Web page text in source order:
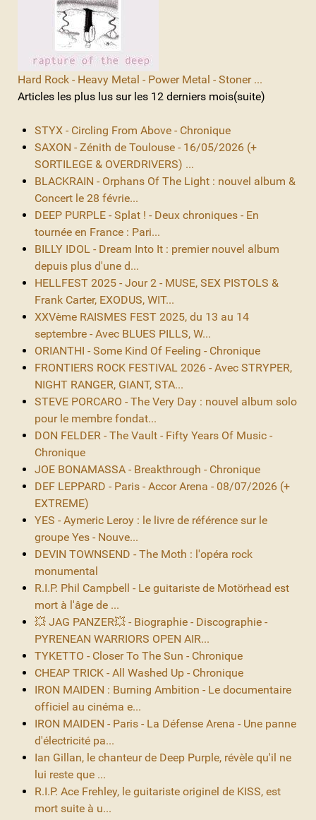
Hard Rock - Heavy Metal - Power Metal - Stoner ...
Articles les plus lus sur les 12 derniers mois(suite)
STYX - Circling From Above - Chronique
SAXON - Zénith de Toulouse - 16/05/2026 (+
SORTILEGE & OVERDRIVERS) ...
BLACKRAIN - Orphans Of The Light : nouvel album &
Concert le 28 févrie...
DEEP PURPLE - Splat ! - Deux chroniques - En
tournée en France : Pari...
BILLY IDOL - Dream Into It : premier nouvel album
depuis plus d'une d...
HELLFEST 2025 - Jour 2 - MUSE, SEX PISTOLS &
Frank Carter, EXODUS, WIT...
XXVème RAISMES FEST 2025, du 13 au 14
septembre - Avec BLUES PILLS, W...
ORIANTHI - Some Kind Of Feeling - Chronique
FRONTIERS ROCK FESTIVAL 2026 - Avec STRYPER,
NIGHT RANGER, GIANT, STA...
STEVE PORCARO - The Very Day : nouvel album solo
pour le membre fondat...
DON FELDER - The Vault - Fifty Years Of Music -
Chronique
JOE BONAMASSA - Breakthrough - Chronique
DEF LEPPARD - Paris - Accor Arena - 08/07/2026 (+
EXTREME)
YES - Aymeric Leroy : le livre de référence sur le
groupe Yes - Nouve...
DEVIN TOWNSEND - The Moth : l'opéra rock
monumental
R.I.P. Phil Campbell - Le guitariste de Motörhead est
mort à l'âge de ...
💥 JAG PANZER💥 - Biographie - Discographie -
PYRENEAN WARRIORS OPEN AIR...
TYKETTO - Closer To The Sun - Chronique
CHEAP TRICK - All Washed Up - Chronique
IRON MAIDEN : Burning Ambition - Le documentaire
officiel au cinéma e...
IRON MAIDEN - Paris - La Défense Arena - Une panne
d'électricité pa...
Ian Gillan, le chanteur de Deep Purple, révèle qu'il ne
lui reste que ...
R.I.P. Ace Frehley, le guitariste originel de KISS, est
mort suite à u...